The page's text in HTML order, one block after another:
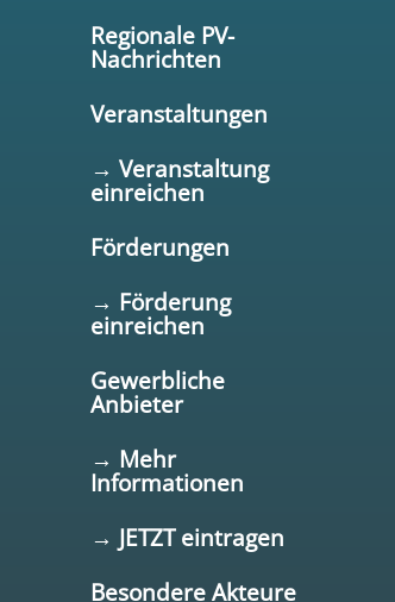
Regionale PV-
Nachrichten
Veranstaltungen
→ Veranstaltung
einreichen
Förderungen
→ Förderung
einreichen
Gewerbliche
Anbieter
→ Mehr
Informationen
→ JETZT eintragen
Besondere Akteure